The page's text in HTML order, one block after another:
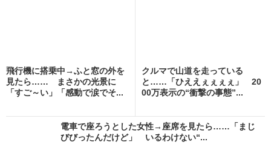
飛行機に搭乗中→ふと窓の外を
見たら…… まさかの光景に
「すご～い」「感動で涙でそ...
クルマで山道を走っている
と……「ひええぇぇぇぇ」 20
00万表示の“衝撃の事態”...
電車で座ろうとした女性→座席を見たら……「まじ
びびったんだけど」 いるわけない“...